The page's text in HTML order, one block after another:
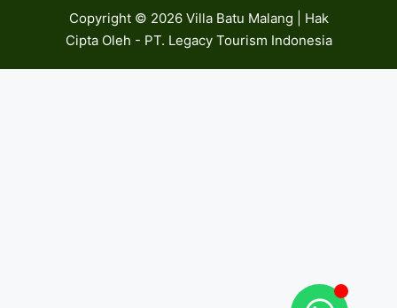
Copyright © 2026 Villa Batu Malang | Hak
Cipta Oleh - PT. Legacy Tourism Indonesia